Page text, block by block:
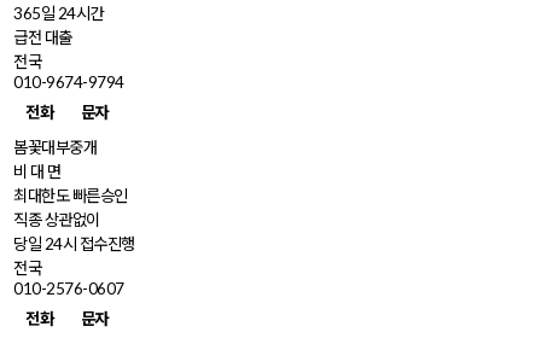
365일 24시간
급전 대출
전국
010-9674-9794
전화
문자
봄꽃대부중개
비 대 면
최대한도 빠른승인
직종 상관없이
당일 24시 접수진행
전국
010-2576-0607
전화
문자